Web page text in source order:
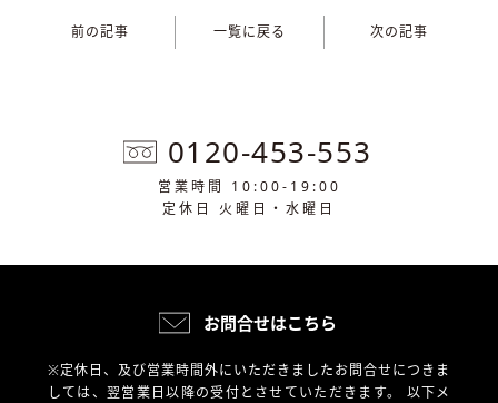
前の記事 一覧に戻る 次の記事
0120-453-553
営業時間 10:00-19:00
定休日 火曜日・水曜日
お問合せはこちら
※定休日、及び営業時間外にいただきましたお問合せにつきま
しては、翌営業日以降の受付とさせていただきます。 以下メ